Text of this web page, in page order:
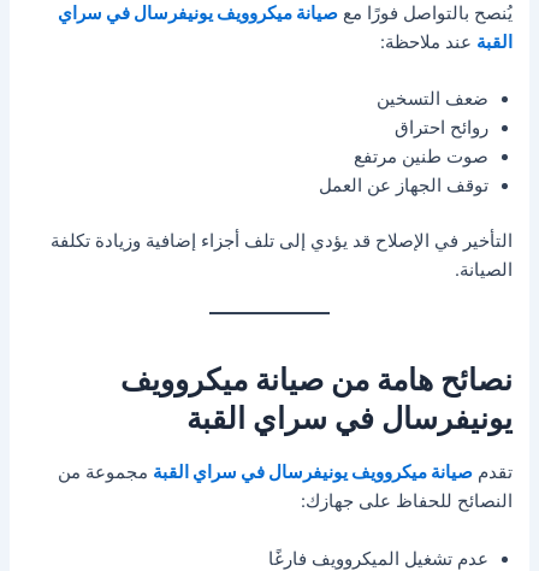
يُنصح بالتواصل فورًا معصيانة ميكروويف يونيفرسال في سراي
القبة عند ملاحظة:
ضعف التسخين
روائح احتراق
صوت طنين مرتفع
توقف الجهاز عن العمل
التأخير في الإصلاح قد يؤدي إلى تلف أجزاء إضافية وزيادة تكلفة
الصيانة.
نصائح هامة من صيانة ميكروويف
يونيفرسال في سراي القبة
تقدمصيانة ميكروويف يونيفرسال في سراي القبة مجموعة من
النصائح للحفاظ على جهازك:
عدم تشغيل الميكروويف فارغًا